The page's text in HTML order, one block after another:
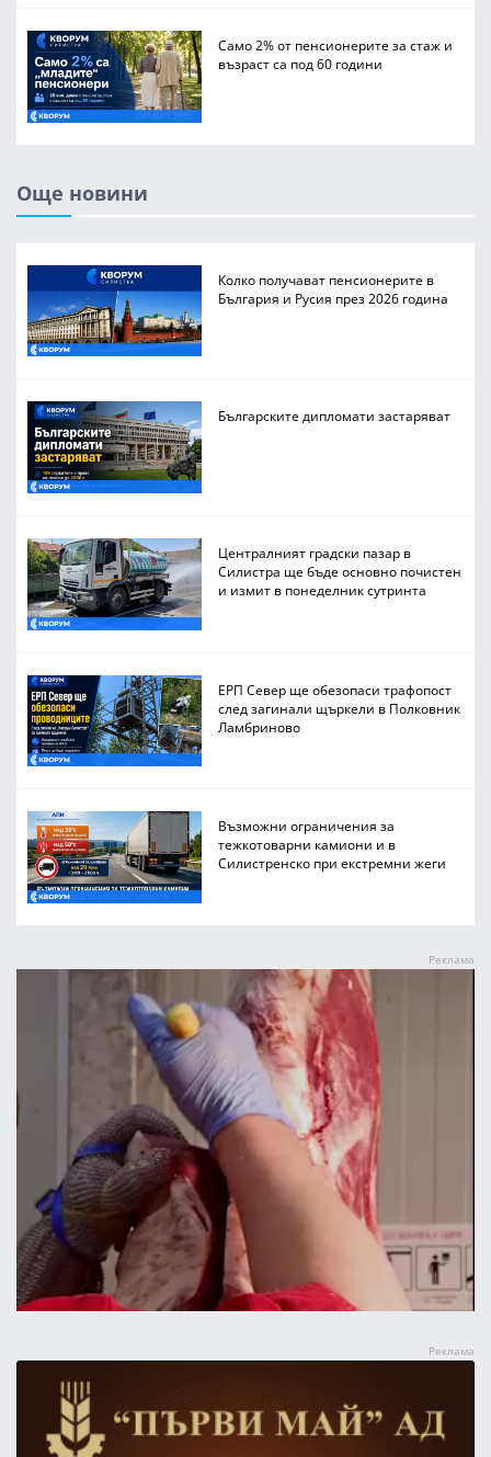
Само 2% от пенсионерите за стаж и
възраст са под 60 години
Още новини
Колко получават пенсионерите в
България и Русия през 2026 година
Българските дипломати застаряват
Централният градски пазар в
Силистра ще бъде основно почистен
и измит в понеделник сутринта
ЕРП Север ще обезопаси трафопост
след загинали щъркели в Полковник
Ламбриново
Възможни ограничения за
тежкотоварни камиони и в
Силистренско при екстремни жеги